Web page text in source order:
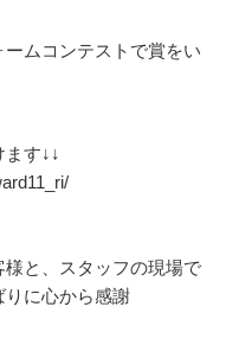
ムコンテストで賞をい
す↓↓
と、スタッフの現場で
に心から感謝